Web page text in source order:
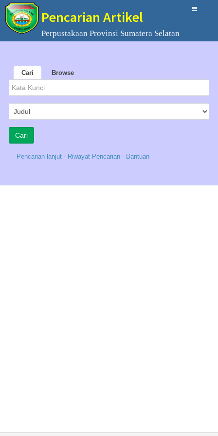
Pencarian Artikel
Perpustakaan Provinsi Sumatera Selatan
Cari Browse
Pencarian lanjut - Riwayat Pencarian - Bantuan